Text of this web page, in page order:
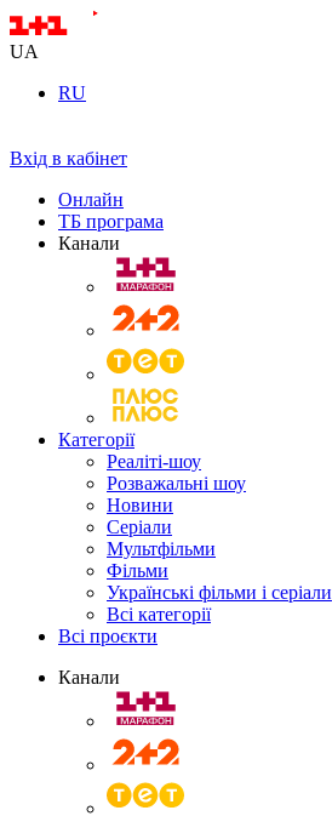
UA
RU
Вхід в кабінет
Онлайн
ТБ програма
Канали
Категорії
Реаліті-шоу
Розважальні шоу
Новини
Серіали
Мультфільми
Фільми
Українські фільми і серіали
Всі категорії
Всі проєкти
Канали